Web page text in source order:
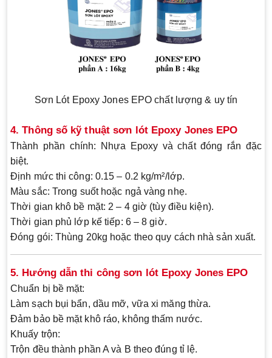
Sơn Lót Epoxy Jones EPO chất lượng & uy tín
4. Thông số kỹ thuật sơn lót Epoxy Jones EPO
Thành phần chính: Nhựa Epoxy và chất đóng rắn đặc
biệt.
Định mức thi công: 0.15 – 0.2 kg/m²/lớp.
Màu sắc: Trong suốt hoặc ngả vàng nhẹ.
Thời gian khô bề mặt: 2 – 4 giờ (tùy điều kiện).
Thời gian phủ lớp kế tiếp: 6 – 8 giờ.
Đóng gói: Thùng 20kg hoặc theo quy cách nhà sản xuất.
5. Hướng dẫn thi công sơn lót Epoxy Jones EPO
Chuẩn bị bề mặt:
Làm sạch bụi bẩn, dầu mỡ, vữa xi măng thừa.
Đảm bảo bề mặt khô ráo, không thấm nước.
Khuấy trộn:
Trộn đều thành phần A và B theo đúng tỉ lệ.